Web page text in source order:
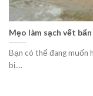
Mẹo làm sạch vết
Bạn có thể đang muốn
bị....